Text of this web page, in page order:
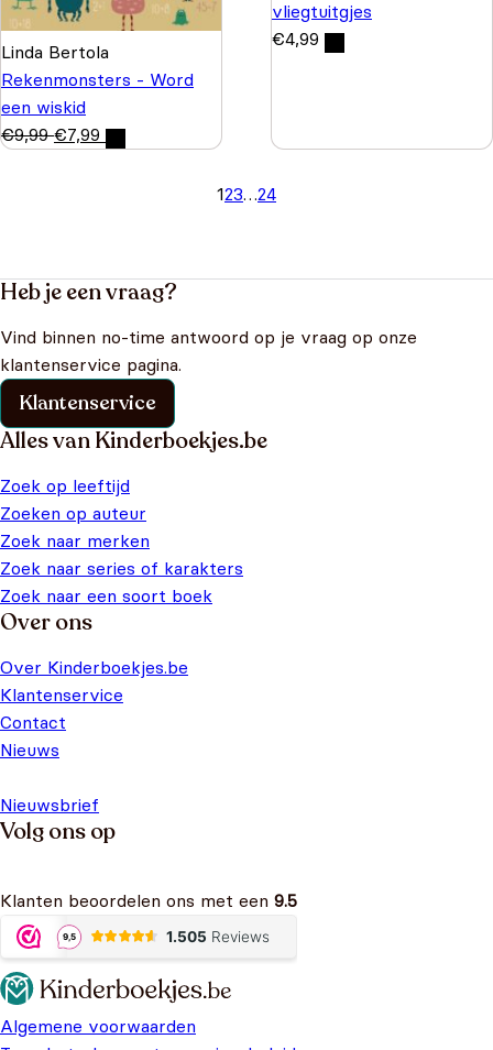
Linda Bertola
Rekenmonsters - Word
een wiskid
€9,99 €7,99
vliegtuitgjes
€4,99
123…24
Heb je een vraag?
Vind binnen no-time antwoord op je vraag op onze
klantenservice pagina.
Klantenservice
Alles van Kinderboekjes.be
Zoek op leeftijd
Zoeken op auteur
Zoek naar merken
Zoek naar series of karakters
Zoek naar een soort boek
Over ons
Over Kinderboekjes.be
Klantenservice
Contact
Nieuws
Nieuwsbrief
Volg ons op
Klanten beoordelen ons met een 9.5
Algemene voorwaarden